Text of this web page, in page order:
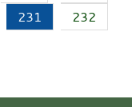
231
232